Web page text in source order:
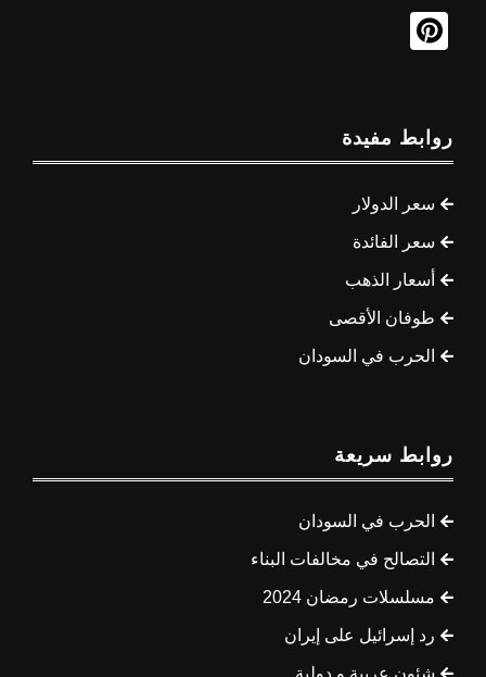
روابط مفيدة
سعر الدولار
سعر الفائدة
أسعار الذهب
طوفان الأقصى
الحرب في السودان
روابط سريعة
الحرب في السودان
التصالح في مخالفات البناء
مسلسلات رمضان 2024
رد إسرائيل على إيران